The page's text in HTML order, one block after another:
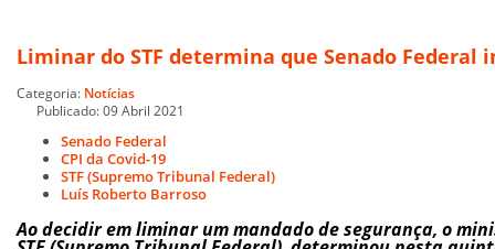
Liminar do STF determina que Senado Federal
Categoria: Notícias
Publicado: 09 Abril 2021
Senado Federal
CPI da Covid-19
STF (Supremo Tribunal Federal)
Luís Roberto Barroso
Ao decidir em liminar um mandado de segurança, o